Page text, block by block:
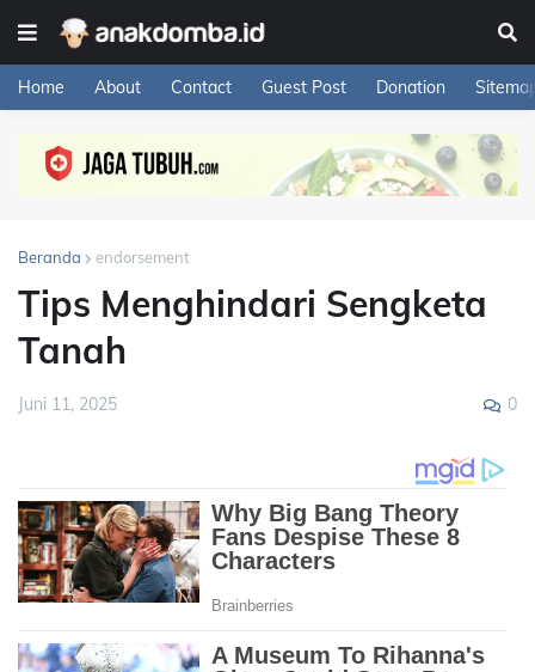
Home About Contact Guest Post Donation
Beranda endorsement
Tips Menghindari Sengketa
Tanah
Juni 11, 2025 0